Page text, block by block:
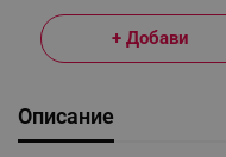
+ Добави
Описание